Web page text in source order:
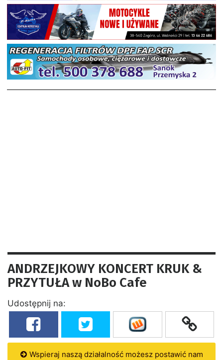
ANDRZEJKOWY KONCERT KRUK &
PRZYTUŁA w NoBo Cafe
Udostępnij na:
Wspieraj naszą działalność możesz postawić nam